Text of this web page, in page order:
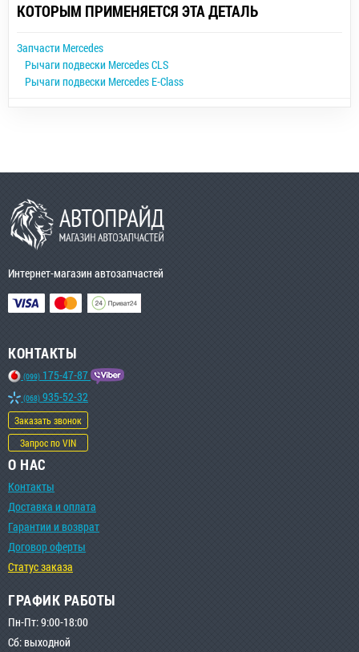
КОТОРЫМ ПРИМЕНЯЕТСЯ ЭТА ДЕТАЛЬ
Запчасти Mercedes
Рычаги подвески Mercedes CLS
Рычаги подвески Mercedes E-Class
Интернет-магазин автозапчастей
КОНТАКТЫ
(099) 175-47-87
(068) 935-52-32
Заказать звонок
Запрос по VIN
О НАС
Контакты
Доставка и оплата
Гарантии и возврат
Договор оферты
Статус заказа
ГРАФИК РАБОТЫ
Пн-Пт: 9:00-18:00
Сб: выходной